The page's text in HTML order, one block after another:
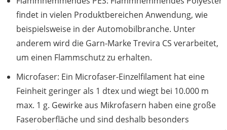
findet in vielen Produktbereichen Anwendung, wie
beispielsweise in der Automobilbranche. Unter
anderem wird die Garn-Marke Trevira CS verarbeitet,
um einen Flammschutz zu erhalten.
Microfaser: Ein Microfaser-Einzelfilament hat eine
Feinheit geringer als 1 dtex und wiegt bei 10.000 m
max. 1 g. Gewirke aus Mikrofasern haben eine große
Faseroberfläche und sind deshalb besonders